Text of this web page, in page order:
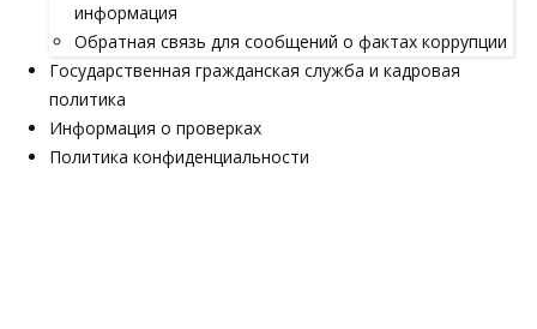
информация
Обратная связь для сообщений о фактах коррупции
Государственная гражданская служба и кадровая
политика
Информация о проверках
Политика конфиденциальности